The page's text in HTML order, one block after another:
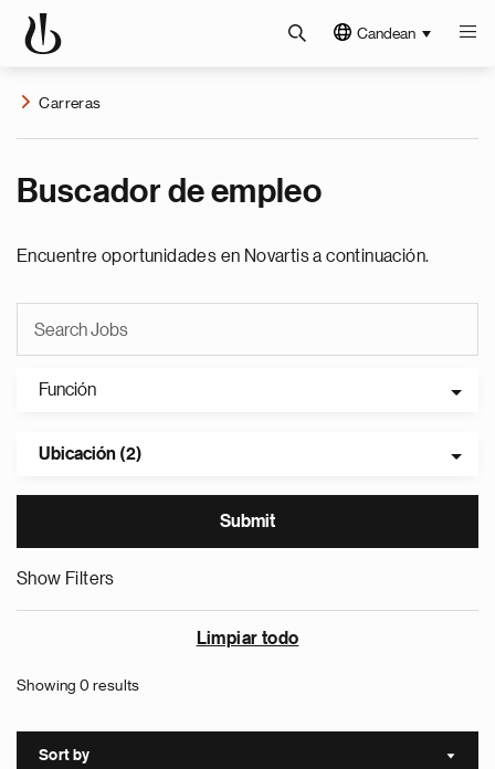
Candean
Carreras
Buscador de empleo
Encuentre oportunidades en Novartis a continuación.
Función
Ubicación (2)
Show Filters
Limpiar todo
Showing 0 results
Sort by Sort